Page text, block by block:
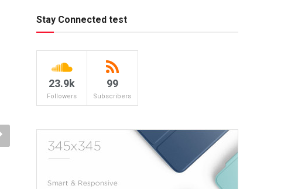
Stay Connected test
23.9k
Followers
99
Subscribers